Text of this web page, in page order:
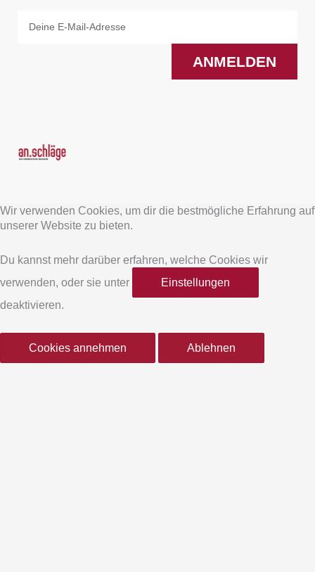
ANMELDEN
a
e
b
o
o
Wir verwenden Cookies, um dir die bestmögliche Erfahrung auf
unserer Website zu bieten.
Du kannst mehr darüber erfahren, welche Cookies wir
verwenden, oder sie unter
Einstellungen
deaktivieren.
Cookies annehmen Ablehnen